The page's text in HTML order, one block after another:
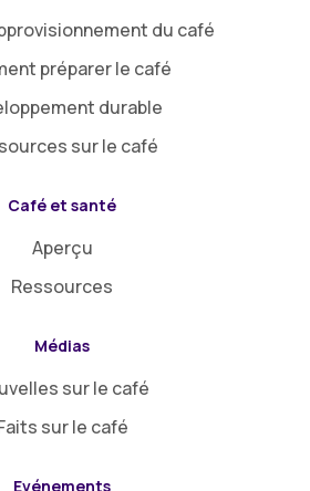
du café
préparer le café
durable
sur le café
Café et santé
Aperçu
Ressources
Médias
sur le café
sur le café
Evénements